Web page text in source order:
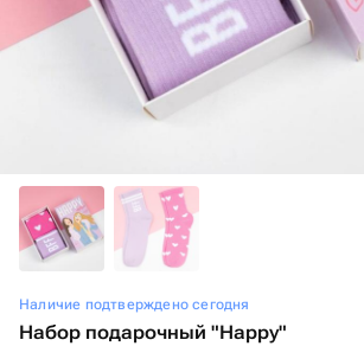
Наличие подтверждено сегодня
Набор подарочный "Happy"